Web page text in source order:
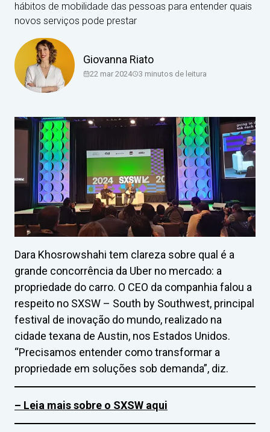
hábitos de mobilidade das pessoas para entender quais
novos serviços pode prestar
Giovanna Riato
22 mar 2024 3 minutos de leitura
Dara Khosrowshahi tem clareza sobre qual é a
grande concorrência da Uber no mercado: a
propriedade do carro. O CEO da companhia falou a
respeito no SXSW – South by Southwest, principal
festival de inovação do mundo, realizado na
cidade texana de Austin, nos Estados Unidos.
“Precisamos entender como transformar a
propriedade em soluções sob demanda”, diz.
– Leia mais sobre o SXSW aqui